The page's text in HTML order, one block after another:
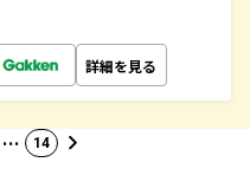
詳細を見る
… 14